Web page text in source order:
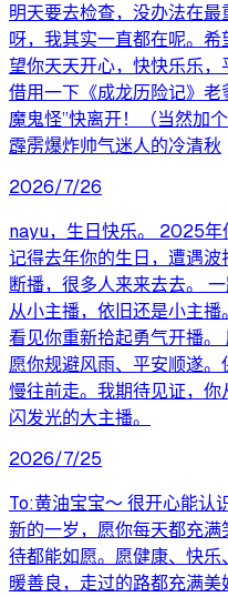
明天要去检查，没办法在
呀，我其实一直都在呢。
望你天天开心，快快乐乐
借用一下《成龙历险记》老
魔鬼怪”快离开！（当然加
霹雳爆炸帅气迷人的冷清秋
2026/7/26
nayu，生日快乐。 2025
记得去年你的生日，遭遇
断播，很多人来来去去。
从小主播，依旧还是小主
看见你重新拾起勇气开播。
愿你规避风雨、平安顺遂
慢往前走。我期待见证，
闪发光的大主播。
2026/7/25
To:黄油宝宝～ 很开心能认
新的一岁，愿你每天都充
待都能如愿。愿健康、快
暖善良，走过的路都充满